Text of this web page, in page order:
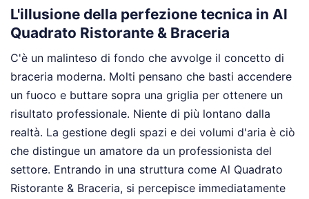
L'illusione della perfezione tecnica in Al
Quadrato Ristorante & Braceria
C'è un malinteso di fondo che avvolge il concetto di
braceria moderna. Molti pensano che basti accendere
un fuoco e buttare sopra una griglia per ottenere un
risultato professionale. Niente di più lontano dalla
realtà. La gestione degli spazi e dei volumi d'aria è ciò
che distingue un amatore da un professionista del
settore. Entrando in una struttura come Al Quadrato
Ristorante & Braceria, si percepisce immediatamente